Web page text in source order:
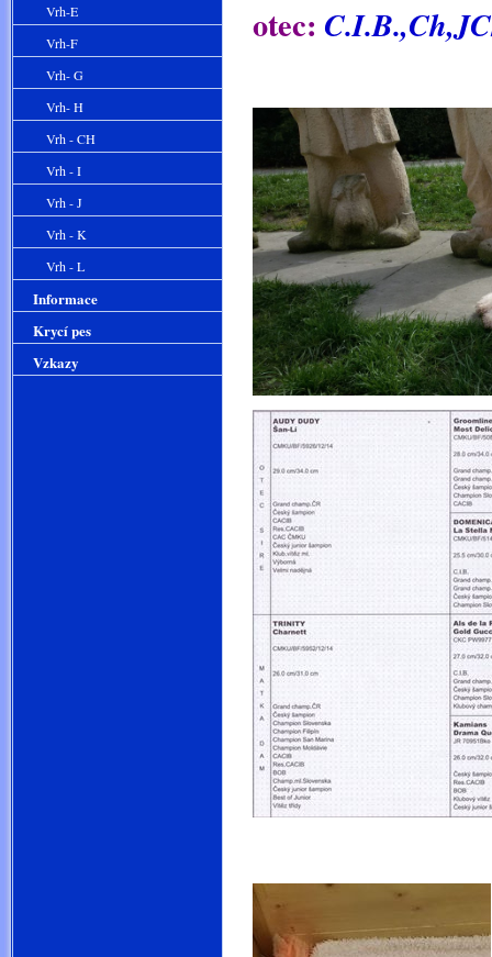
otec:
Vrh-E
Vrh-F
Vrh- G
Vrh- H
Vrh - CH
Vrh - I
Vrh - J
Vrh - K
Vrh - L
Informace
Krycí pes
Vzkazy